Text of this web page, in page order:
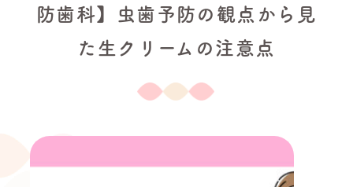
防歯科】虫歯予防の観点から見
た生クリームの注意点